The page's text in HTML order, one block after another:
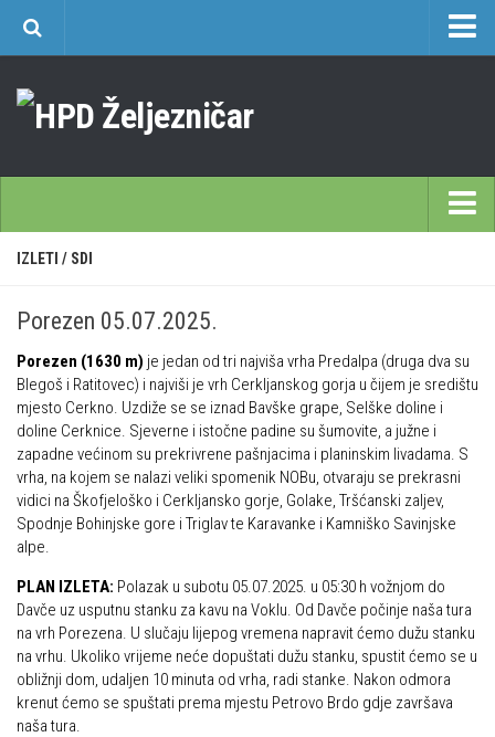
Učlanjenje
Kontakt
Novosti u SDI-u
Izvješća SDI-a
Povijesti SDI
Gojzeki
Obiteljska
Izvješća s izleta Obiteljske sekcije
Pruži mi ruku – OSI
Početna
Opća planinarska škola 9. 3. – 17. 5. 2026.
Često postavljana pitanja
Visokogorska škola
Alpinistička škola
Speleološka škola HPD Željezničar
Obilaznice
Špiljama Lijepe Naše
Hrvatske planinarske kuće
50 vrhova za 50 godina društva
Od vrha do vrha
IZLETI / SDI
Porezen 05.07.2025.
Porezen (1630 m) je jedan od tri najviša vrha Predalpa (druga dva su
Blegoš i Ratitovec) i najviši je vrh Cerkljanskog gorja u čijem je središtu
mjesto Cerkno. Uzdiže se se iznad Bavške grape, Selške doline i
doline Cerknice. Sjeverne i istočne padine su šumovite, a južne i
zapadne većinom su prekrivrene pašnjacima i planinskim livadama. S
vrha, na kojem se nalazi veliki spomenik NOBu, otvaraju se prekrasni
vidici na Škofjeloško i Cerkljansko gorje, Golake, Tršćanski zaljev,
Spodnje Bohinjske gore i Triglav te Karavanke i Kamniško Savinjske
alpe.
PLAN IZLETA: Polazak u subotu 05.07.2025. u 05:30 h vožnjom do
Davče uz usputnu stanku za kavu na Voklu. Od Davče počinje naša tura
na vrh Porezena. U slučaju lijepog vremena napravit ćemo dužu stanku
na vrhu. Ukoliko vrijeme neće dopuštati dužu stanku, spustit ćemo se u
obližnji dom, udaljen 10 minuta od vrha, radi stanke. Nakon odmora
krenut ćemo se spuštati prema mjestu Petrovo Brdo gdje završava
naša tura.